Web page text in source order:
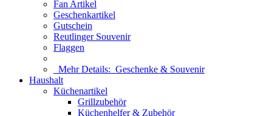
Fan Artikel
Geschenkartikel
Gutschein
Reutlinger Souvenir
Flaggen
Mehr Details: Geschenke & Souvenir
Haushalt
Küchenartikel
Grillzubehör
Küchenhelfer & Zubehör